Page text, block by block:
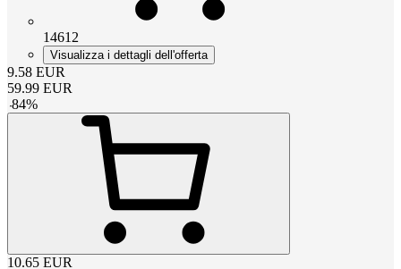
14612
Visualizza i dettagli dell'offerta
9.58 EUR
59.99 EUR
-84%
10.65 EUR